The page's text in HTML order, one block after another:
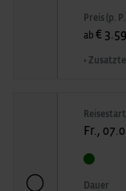
Preis (p.
ab €
•
Fr.,
Dauer